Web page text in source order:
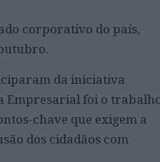
corporativo do país,
da iniciativa
Empresarial foi o
chave que exigem a
dos cidadãos com